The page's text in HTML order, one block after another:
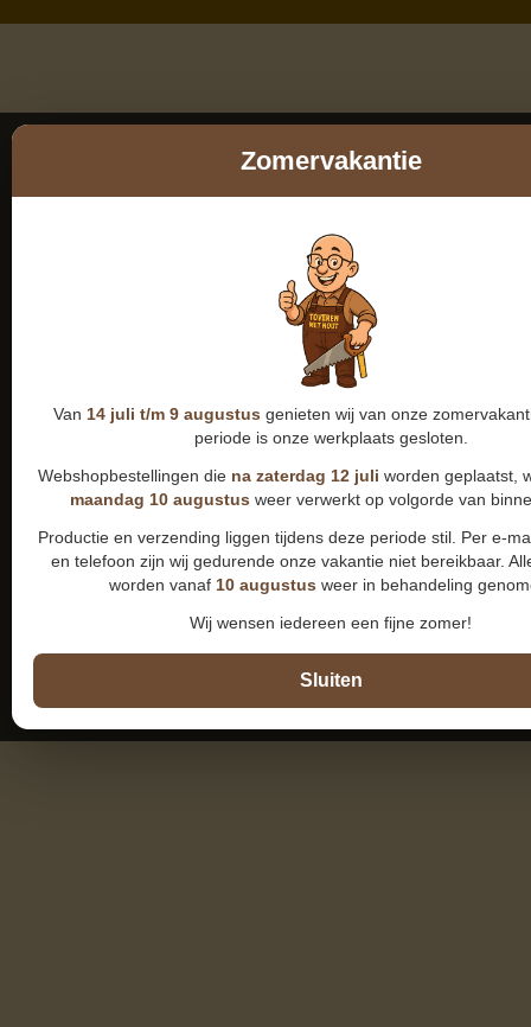
Zomervakantie
Van 14 juli t/m 9 augustus genieten wij van onze
periode is onze werkplaats gesloten.
Webshopbestellingen die na zaterdag 12 juli worden geplaatst,
maandag 10 augustus weer verwerkt op volgorde van
Productie en verzending liggen tijdens deze periode stil. Per e-
en telefoon zijn wij gedurende onze vakantie niet bereikbaar.
worden vanaf 10 augustus weer in behandeling
Wij wensen iedereen een fijne zomer!
Sluiten